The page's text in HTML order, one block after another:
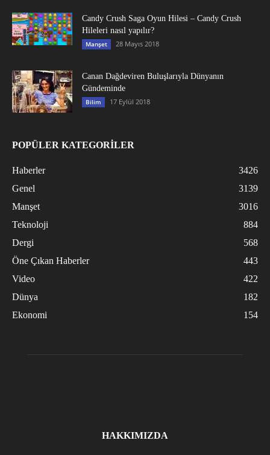
Candy Crush Saga Oyun Hilesi – Candy Crush
Hileleri nasıl yapılır?
Manşet 28 Mayıs 2018
Canan Dağdeviren Buluşlarıyla Dünyanın
Gündeminde
Bilim 17 Eylül 2018
POPÜLER KATEGORİLER
Haberler
3426
Genel
3139
Manşet
3016
Teknoloji
884
Dergi
568
Öne Çıkan Haberler
443
Video
422
Dünya
182
Ekonomi
154
HAKKIMIZDA